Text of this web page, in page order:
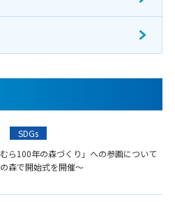
SDGs
むら100年の森づくり」への参画について
森で開始式を開催～